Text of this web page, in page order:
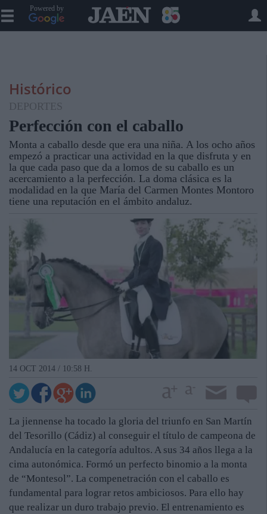
Powered by
Histórico
DEPORTES
Perfección con el caballo
Monta a caballo desde que era una niña. A los ocho años
empezó a practicar una actividad en la que disfruta y en
la que cada paso que da a lomos de su caballo es un
acercamiento a la perfección. La doma clásica es la
modalidad en la que María del Carmen Montes Montoro
tiene una reputación en el ámbito andaluz.
14 OCT 2014 / 10:58 H.
La jiennense ha tocado la gloria del triunfo en San Martín
del Tesorillo (Cádiz) al conseguir el título de campeona de
Andalucía en la categoría adultos. A sus 34 años llega a la
cima autonómica. Formó un perfecto binomio a la monta
de “Montesol”. La compenetración con el caballo es
fundamental para lograr retos ambiciosos. Para ello hay
que realizar un duro trabajo previo. El entrenamiento es